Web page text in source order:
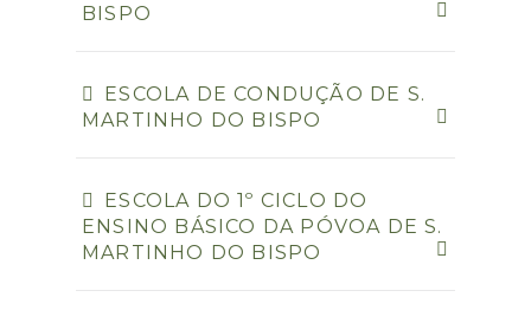
BISPO
ESCOLA DE CONDUÇÃO DE S.
MARTINHO DO BISPO
ESCOLA DO 1º CICLO DO
ENSINO BÁSICO DA PÓVOA DE S.
MARTINHO DO BISPO